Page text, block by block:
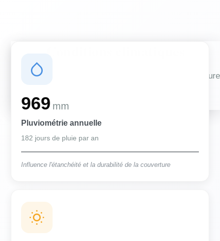
Des conditions qui influencent vos travaux de couverture
969 mm
Pluviométrie annuelle
182 jours de pluie par an
Influence l'étanchéité et la durabilité de la couverture